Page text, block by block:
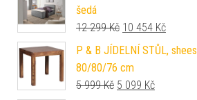
šedá
12 299Kč Původní cena
10 454 Kč
P & B JÍDELNÍ STŮL,
80/80/76 cm
5 999Kč Původní cena
5 099 KčAktuální